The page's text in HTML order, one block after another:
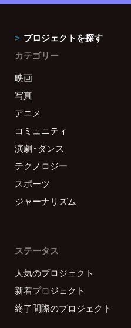
プロジェクトを探す
カテゴリー
映画
写真
アニメ
コミュニティ
演劇・ダンス
テクノロジー
スポーツ
ジャーナリズム
ステータス
人気のプロジェクト
新着プロジェクト
終了間際のプロジェクト